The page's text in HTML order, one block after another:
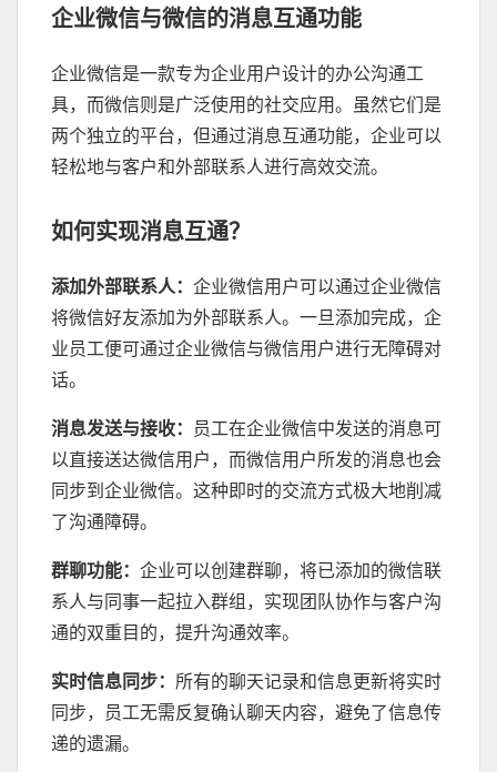
企业微信与微信的消息互通功能
企业微信是一款专为企业用户设计的办公沟通工
具，而微信则是广泛使用的社交应用。虽然它们是
两个独立的平台，但通过消息互通功能，企业可以
轻松地与客户和外部联系人进行高效交流。
如何实现消息互通？
添加外部联系人： 企业微信用户可以通过企业微信
将微信好友添加为外部联系人。一旦添加完成，企
业员工便可通过企业微信与微信用户进行无障碍对
话。
消息发送与接收： 员工在企业微信中发送的消息可
以直接送达微信用户，而微信用户所发的消息也会
同步到企业微信。这种即时的交流方式极大地削减
了沟通障碍。
群聊功能： 企业可以创建群聊，将已添加的微信联
系人与同事一起拉入群组，实现团队协作与客户沟
通的双重目的，提升沟通效率。
实时信息同步： 所有的聊天记录和信息更新将实时
同步，员工无需反复确认聊天内容，避免了信息传
递的遗漏。